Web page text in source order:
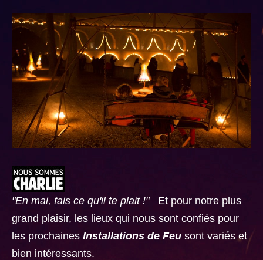
"En mai, fais ce qu'il te plait !" Et pour notre plus
grand plaisir, les lieux qui nous sont confiés pour
les prochaines Installations de Feu sont variés et
bien intéressants.